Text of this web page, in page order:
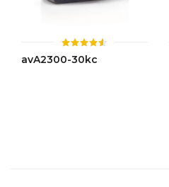
ให้
คะแนน
avA2300-30kc